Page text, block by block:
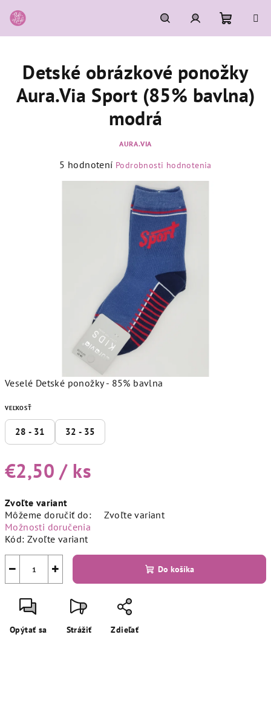
na
obsah
HľadaťPrihlásenie
košík
Veselé Detské ponožky - 85% bavlna
VEĽKOSŤ
28 - 31 32 - 35
€2,50/ ks
cena:
Zvoľte variant
Môžeme doručiť do:
Zvoľte variant
Možnosti doručenia
Kód: Zvoľte variant
+
− Do košíka
Opýtať sa Strážiť Zdieľať
Detské obrázkové ponožky
Aura.Via Sport (85% bavlna)
modrá
AURA.VIA
Priemerné
5 hodnotení Podrobnosti hodnotenia